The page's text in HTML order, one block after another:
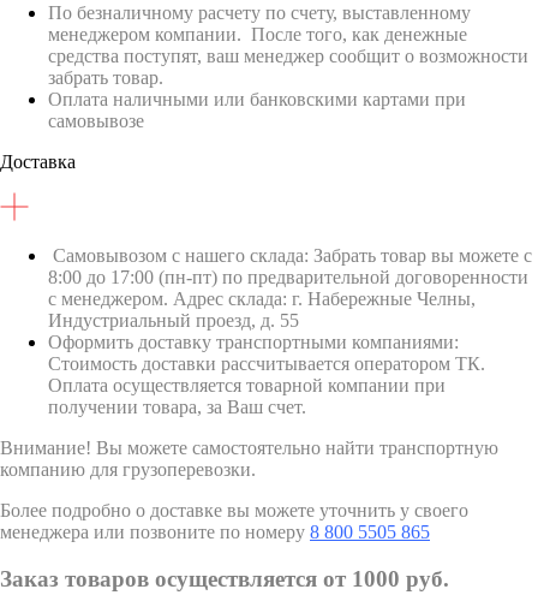
По безналичному расчету по счету, выставленному
менеджером компании. После того, как денежные
средства поступят, ваш менеджер сообщит о возможности
забрать товар.
Оплата наличными или банковскими картами при
самовывозе
Доставка
Самовывозом с нашего склада: Забрать товар вы можете с
8:00 до 17:00 (пн-пт) по предварительной договоренности
с менеджером. Адрес склада: г. Набережные Челны,
Индустриальный проезд, д. 55
Оформить доставку транспортными компаниями:
Стоимость доставки рассчитывается оператором ТК.
Оплата осуществляется товарной компании при
получении товара, за Ваш счет.
Внимание! Вы можете самостоятельно найти транспортную
компанию для грузоперевозки.
Более подробно о доставке вы можете уточнить у своего
менеджера или позвоните по номеру 8 800 5505 865
Заказ товаров осуществляется от 1000 руб.